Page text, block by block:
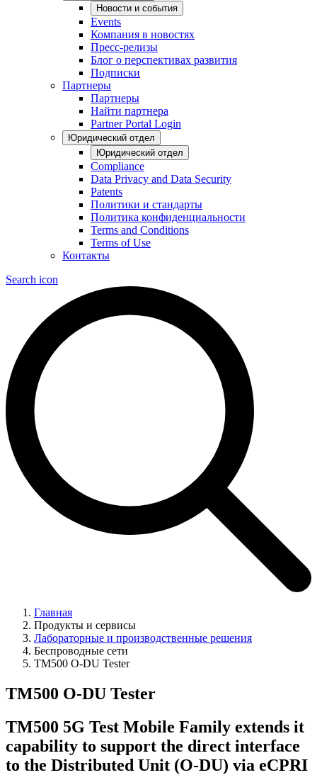
Новости и события
Events
Компания в новостях
Пресс-релизы
Блог о перспективах развития
Подписки
Партнеры
Партнеры
Найти партнера
Partner Portal Login
Юридический отдел
Юридический отдел
Compliance
Data Privacy and Data Security
Patents
Политики и стандарты
Политика конфиденциальности
Terms and Conditions
Terms of Use
Контакты
Search icon
Главная
Продукты и сервисы
Лабораторные и производственные решения
Беспроводные сети
TM500 O-DU Tester
TM500 O-DU Tester
TM500 5G Test Mobile Family extends it
capability to support the direct interface
to the Distributed Unit (O-DU) via eCPRI